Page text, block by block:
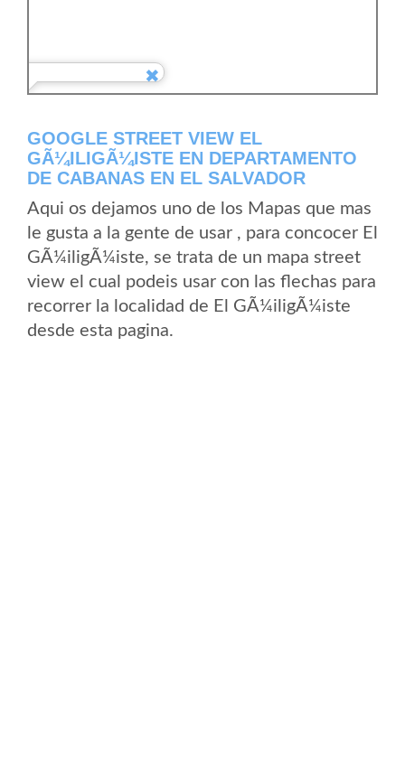
GOOGLE STREET VIEW EL
GÃ¼ILIGÃ¼ISTE EN DEPARTAMENTO
DE CABANAS EN EL SALVADOR
Aqui os dejamos uno de los Mapas que mas
le gusta a la gente de usar , para concocer El
GÃ¼iligÃ¼iste, se trata de un mapa street
view el cual podeis usar con las flechas para
recorrer la localidad de El GÃ¼iligÃ¼iste
desde esta pagina.